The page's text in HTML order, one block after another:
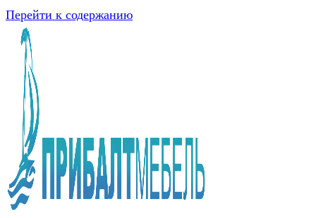
Перейти к содержанию